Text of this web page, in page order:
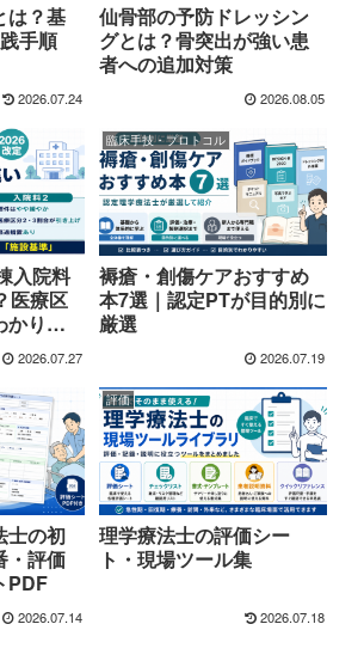
は？基
手順
2026.07.24
仙骨部の予防ドレッシン
グとは？骨突出が強い患
者への追加対策
2026.08.05
入院料
医療区
かりや
2026.07.27
臨床手技・プロトコル
褥瘡・創傷ケアおすすめ
本7選｜認定PTが目的別に
厳選
2026.07.19
士の初
・評価
PDF
2026.07.14
評価
理学療法士の評価シー
ト・現場ツール集
2026.07.18